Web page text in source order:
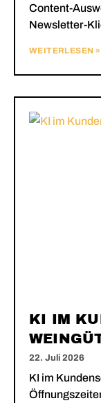
Content-
Newsletter-
WEITERLESEN »
KI IM
22. Juli 2026
KI im